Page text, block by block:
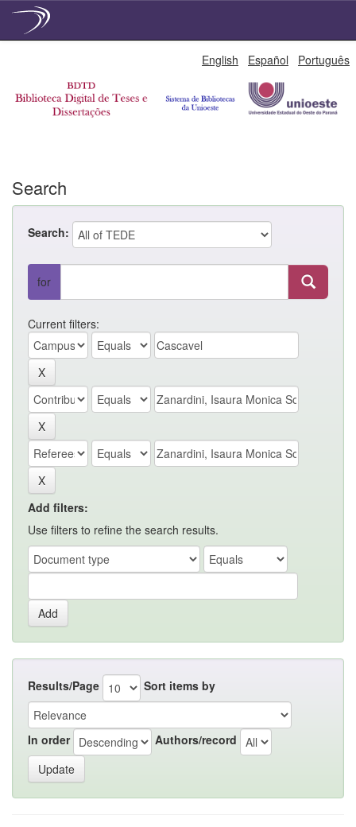
English Español Português
Search
Search:
for
Current filters:
Add filters:
Use filters to refine the search results.
Results/Page Sort items by
In order Authors/record